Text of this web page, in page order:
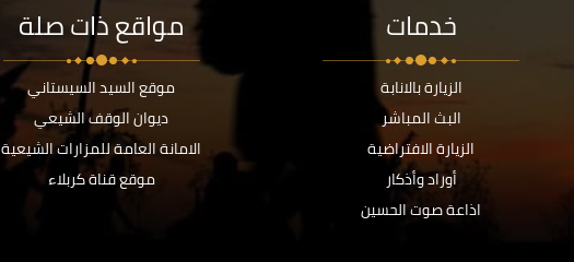
خدمات
الزيارة بالانابة
البث المباشر
الزيارة الافتراضية
أوراد وأذكار
اذاعة صوت الحسين
مواقع ذات صلة
موقع السيد السيستاني
ديوان الوقف الشيعي
الامانة العامة للمزارات الشيعية
موقع قناة كربلاء